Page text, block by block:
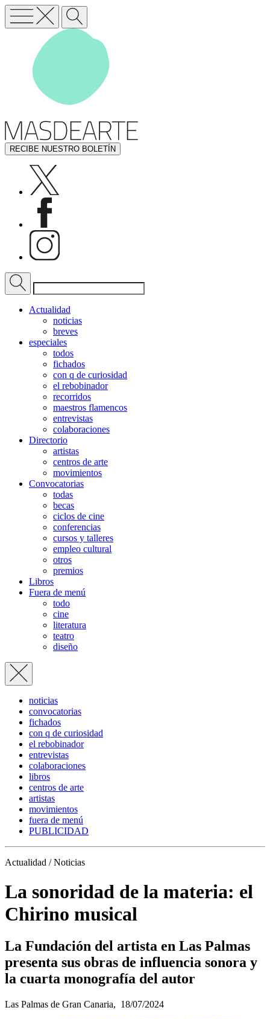
RECIBE NUESTRO BOLETÍN
Actualidad
noticias
breves
especiales
todos
fichados
con q de curiosidad
el rebobinador
recorridos
maestros flamencos
entrevistas
colaboraciones
Directorio
artistas
centros de arte
movimientos
Convocatorias
todas
becas
ciclos de cine
conferencias
cursos y talleres
empleo cultural
otros
premios
Libros
Fuera de menú
todo
cine
literatura
teatro
diseño
noticias
convocatorias
fichados
con q de curiosidad
el rebobinador
entrevistas
colaboraciones
libros
centros de arte
artistas
movimientos
fuera de menú
PUBLICIDAD
Actualidad / Noticias
La sonoridad de la materia: el
Chirino musical
La Fundación del artista en Las Palmas
presenta sus obras de influencia sonora y
la cuarta monografía del autor
Las Palmas de Gran Canaria, 18/07/2024